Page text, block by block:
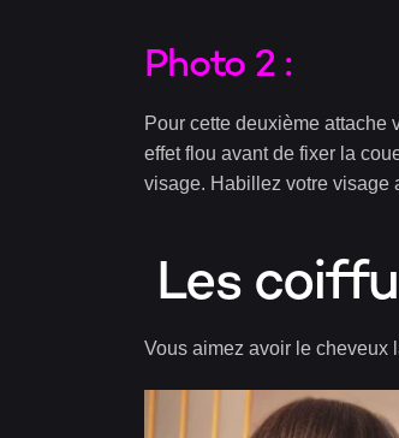
Photo 2 :
Pour cette deuxième attache
effet flou avant de fixer la
visage. Habillez votre visage
Les
Vous aimez avoir le cheveux